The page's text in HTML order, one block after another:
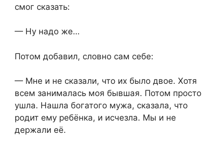
смог сказать:
— Ну надо же…
Потом добавил, словно сам себе:
— Мне и не сказали, что их было двое. Хотя
всем занималась моя бывшая. Потом просто
ушла. Нашла богатого мужа, сказала, что
родит ему ребёнка, и исчезла. Мы и не
держали её.